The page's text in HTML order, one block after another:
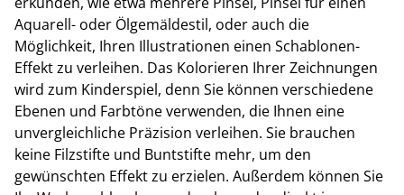
Aquarell- oder Ölgemäldestil, oder auch die
Möglichkeit, Ihren Illustrationen einen Schablonen-
Effekt zu verleihen. Das Kolorieren Ihrer Zeichnungen
wird zum Kinderspiel, denn Sie können verschiedene
Ebenen und Farbtöne verwenden, die Ihnen eine
unvergleichliche Präzision verleihen. Sie brauchen
keine Filzstifte und Buntstifte mehr, um den
gewünschten Effekt zu erzielen. Außerdem können Sie